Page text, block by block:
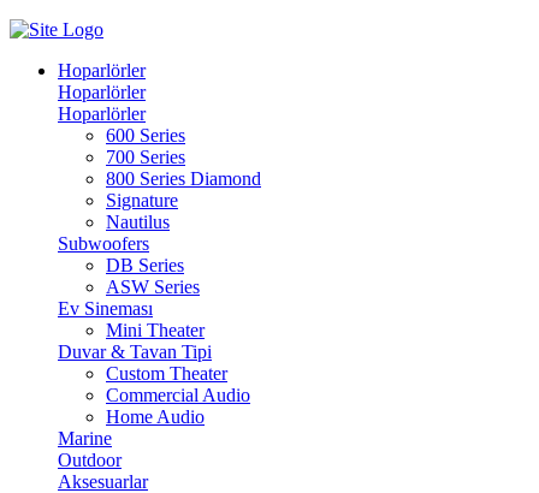
Hoparlörler
Hoparlörler
Hoparlörler
600 Series
700 Series
800 Series Diamond
Signature
Nautilus
Subwoofers
DB Series
ASW Series
Ev Sineması
Mini Theater
Duvar & Tavan Tipi
Custom Theater
Commercial Audio
Home Audio
Marine
Outdoor
Aksesuarlar